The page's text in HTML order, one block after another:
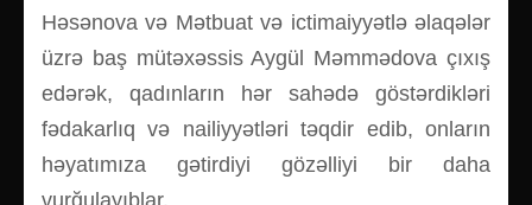
Həsənova və Mətbuat və ictimaiyyətlə əlaqələr
üzrə baş mütəxəssis Aygül Məmmədova çıxış
edərək, qadınların hər sahədə göstərdikləri
fədakarlıq və nailiyyətləri təqdir edib, onların
həyatımıza gətirdiyi gözəlliyi bir daha
vurğulayıblar.